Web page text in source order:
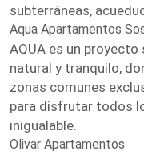
subterráneas,
Aqua Apartamentos
AQUA es un
natural y tranquilo,
zonas comunes
para disfrutar todos
inigualable.
Olivar Apartamentos